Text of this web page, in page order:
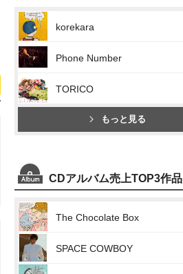
korekara
Phone Number
TORICO
もっと見る
CDアルバム売上TOP3作品
The Chocolate Box
SPACE COWBOY